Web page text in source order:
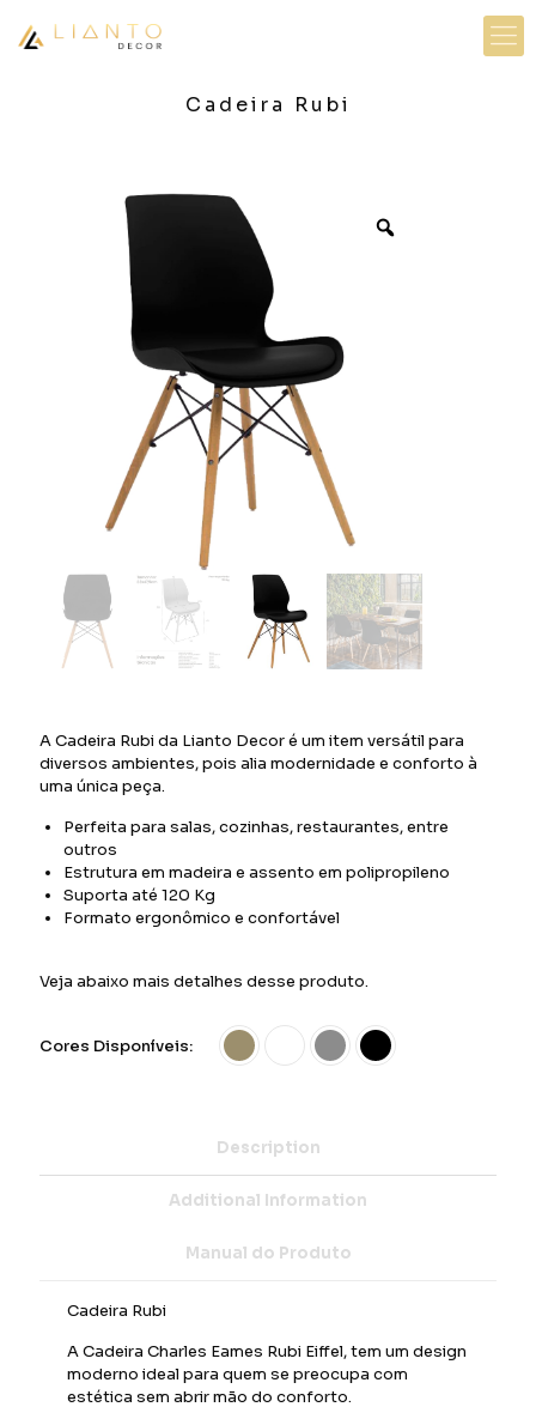
Cadeira Rubi
A Cadeira Rubi da Lianto Decor é um item versátil para
diversos ambientes, pois alia modernidade e conforto à
uma única peça.
Perfeita para salas, cozinhas, restaurantes, entre
outros
Estrutura em madeira e assento em polipropileno
Suporta até 120 Kg
Formato ergonômico e confortável
Veja abaixo mais detalhes desse produto.
Cores Disponíveis:
Description
Additional Information
Manual do Produto
Cadeira Rubi
A Cadeira Charles Eames Rubi Eiffel, tem um design
moderno ideal para quem se preocupa com
estética sem abrir mão do conforto.